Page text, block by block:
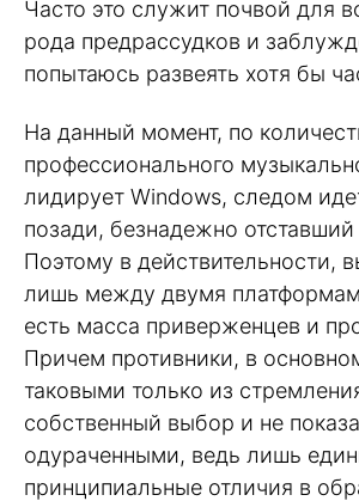
Часто это служит почвой для
рода предрассудков и
попытаюсь развеять хотя бы
На данный момент, по
профессионального
лидирует Windows, следом
позади, безнадежно отставший
Поэтому в действительности,
лишь между двумя
есть масса приверженцев и
Причем противники, в
таковыми только из
собственный выбор и не
одураченными, ведь лишь
принципиальные отличия в